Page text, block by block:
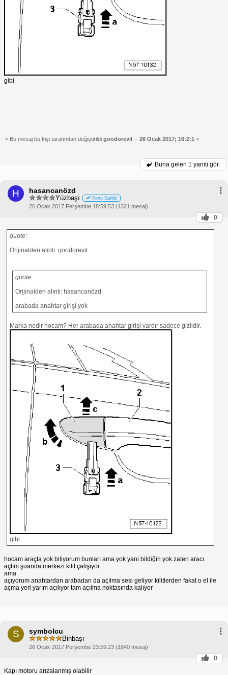
gibi
< Bu mesaj bu kişi tarafından değiştirildi goodorevil -- 26 Ocak 2017; 16:2:1 >
Buna gelen 1 yanıtı gör.
H hasancanözd
Yüzbaşı Konu Sahibi
26 Ocak 2017 Perşembe 18:59:53 (1321 mesaj)
0
quote:
Orijinalden alıntı: goodorevil
quote:
Orijinalden alıntı: hasancanözd
arabada anahtar girişi yok
Marka nedir hocam? Her arabada anahtar girişi vardır sadece gizlidir.
gibi
hocam araçta yok biliyorum bunları ama yok yani bildiğin yok zaten aracı
açtım şuanda merkezi kilit çalışıyor
ama
açıyorum anahtardan arabadan da açılma sesi geliyor kilitlerden fakat o el ile
açma yeri yarım açılıyor tam açılma noktasında kalıyor
S symbolcu
Binbaşı
26 Ocak 2017 Perşembe 23:59:23 (1840 mesaj)
0
Kapı motoru arızalanmış olabilir